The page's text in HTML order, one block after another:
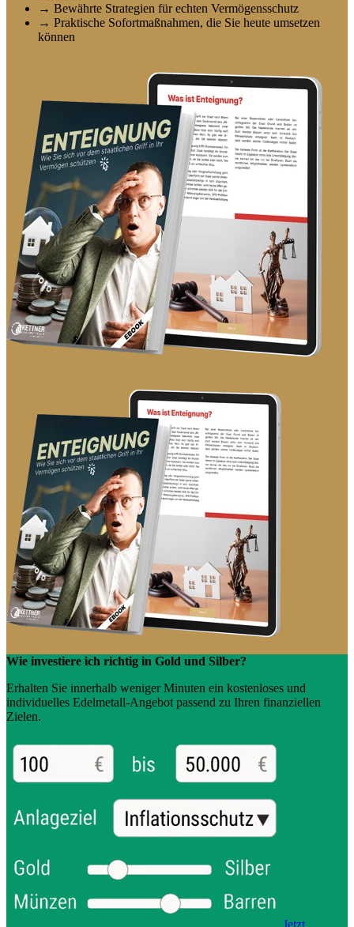
→ Bewährte Strategien für echten Vermögensschutz
→ Praktische Sofortmaßnahmen, die Sie heute umsetzen
können
Wie investiere ich richtig in Gold und Silber?
Erhalten Sie innerhalb weniger Minuten ein kostenloses und
individuelles Edelmetall-Angebot passend zu Ihren finanziellen
Zielen.
Jetzt